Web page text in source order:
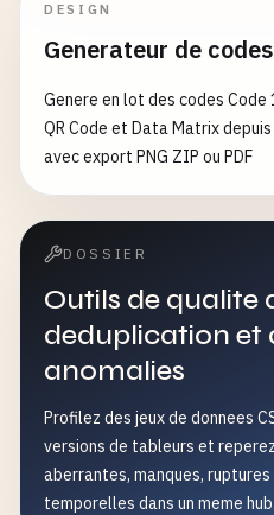
DESIGN
Generateur de
Genere en lot des codes Code
QR Code et Data Matrix
avec export PNG ZIP ou PDF
DOSSIER
Outils de qualite
deduplication et
anomalies
Profilez des jeux de donnees
versions de tableurs et
aberrantes, manques,
temporelles dans un meme hub.